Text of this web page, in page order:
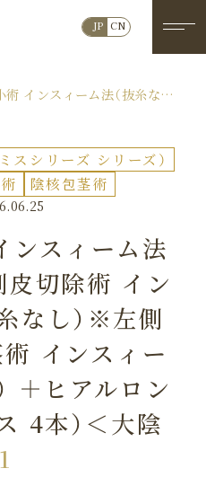
JP CN
術 インスィーム法（抜糸な
なし） ＋ヒアルロン酸（ニュ
本）＜大陰唇＞No.0261
スシリーズ シリーズ）
陰核包茎術
ンスィーム法
皮切除術 イン
なし）※左側
インスィー
＋ヒアルロン
4本）＜大陰